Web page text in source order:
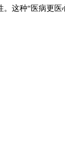
这种“医病更医